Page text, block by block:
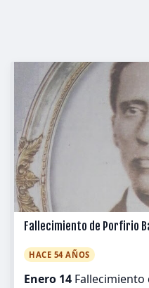
Fallecimiento de Porfirio
HACE 54 AÑOS
Enero 14